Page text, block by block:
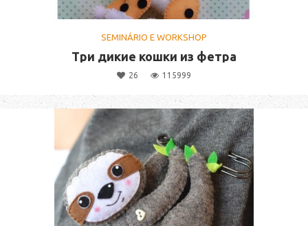
SEMINÁRIO E WORKSHOP
Три дикие кошки из фетра
26 115999